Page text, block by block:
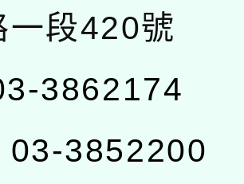
一段420號
3862174
03-3852200